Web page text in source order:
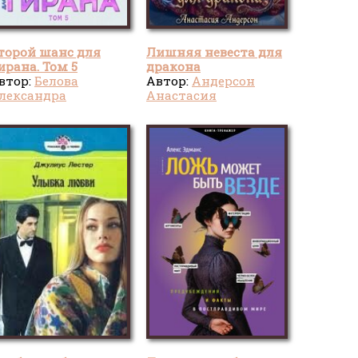
шанс для
Том 5
Белова
Лишняя невеста для
дракона
Автор: Андерсон
Анастасия